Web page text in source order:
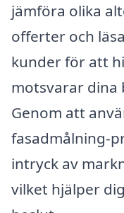
jämföra olika
offerter och
kunder för att
motsvarar dina
Genom att
fasadmålning-
intryck av
vilket hjälper